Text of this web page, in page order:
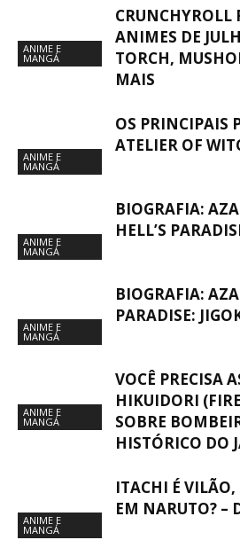
ANIME E
MANGÁ
CRUNCHYROLL
ANIMES DE
TORCH,
MAIS
ANIME E
MANGÁ
OS PRINCIPAIS
ATELIER OF
ANIME E
MANGÁ
BIOGRAFIA:
HELL’S
ANIME E
MANGÁ
BIOGRAFIA:
PARADISE:
ANIME E
MANGÁ
VOCÊ PRECISA
HIKUIDORI
SOBRE
HISTÓRICO DO
ANIME E
MANGÁ
ITACHI É
EM NARUTO? –